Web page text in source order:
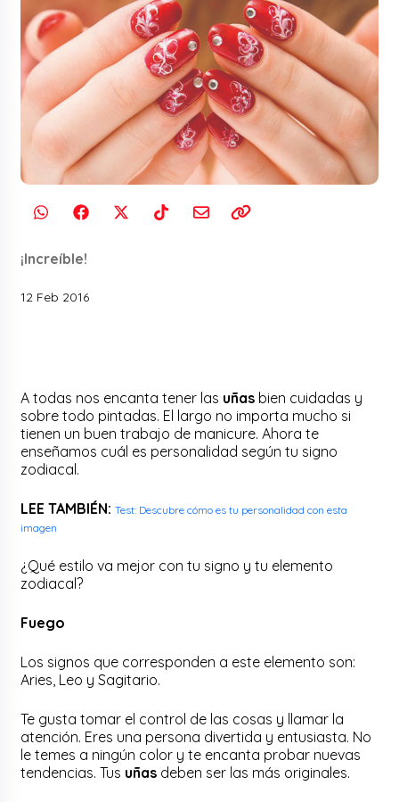
¡Increíble!
12 Feb 2016
A todas nos encanta tener las uñas bien cuidadas y
sobre todo pintadas. El largo no importa mucho si
tienen un buen trabajo de manicure. Ahora te
enseñamos cuál es personalidad según tu signo
zodiacal.
LEE TAMBIÉN: Test: Descubre cómo es tu personalidad con esta
imagen
¿Qué estilo va mejor con tu signo y tu elemento
zodiacal?
Fuego
Los signos que corresponden a este elemento son:
Aries, Leo y Sagitario.
Te gusta tomar el control de las cosas y llamar la
atención. Eres una persona divertida y entusiasta. No
le temes a ningún color y te encanta probar nuevas
tendencias. Tus uñas deben ser las más originales.